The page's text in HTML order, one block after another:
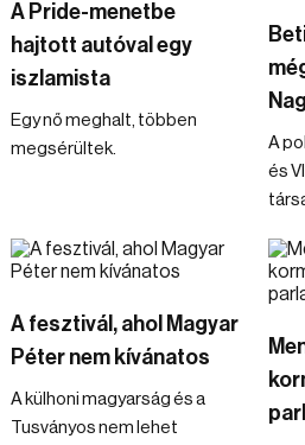
A Pride-menetbe
hajtott autóval egy
iszlamista
Egy nő meghalt, többen
megsérültek.
A
és
A fesztivál, ahol Magyar
Péter nem kívánatos
A külhoni magyarság és a
Tusványos nem lehet